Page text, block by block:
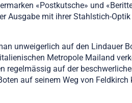
«Postkutsche» und
Ausgabe mit ihrer Stahlstich-
unweigerlich auf den Lindauer
Metropole Mailand
regelmässig auf der
auf seinem Weg von